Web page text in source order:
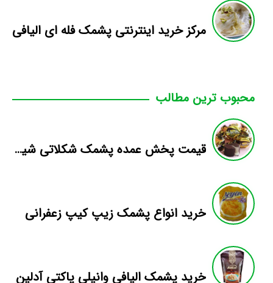
مرکز خرید اینترنتی پشمک فله ای الیافی
محبوب ترین مطالب
قیمت پخش عمده پشمک شکلاتی شیری فله
خرید انواع پشمک زیپ کیپ زعفرانی
خرید پشمک الیافی وانیلی پاکتی آدلین